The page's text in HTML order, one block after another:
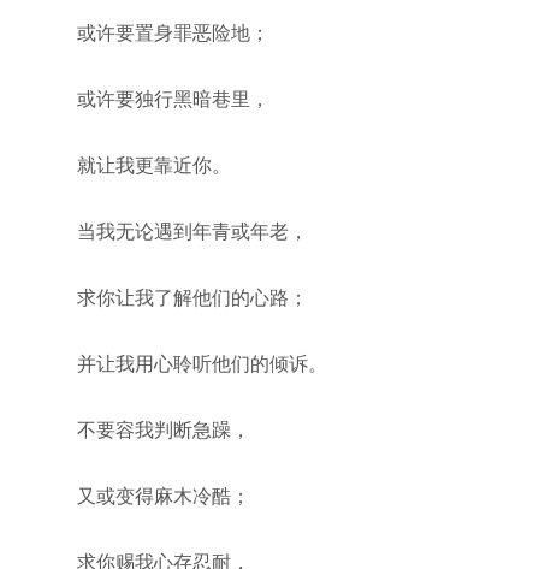
或许要置身罪恶险地；
或许要独行黑暗巷里，
就让我更靠近你。
当我无论遇到年青或年老，
求你让我了解他们的心路；
并让我用心聆听他们的倾诉。
不要容我判断急躁，
又或变得麻木冷酷；
求你赐我心存忍耐，